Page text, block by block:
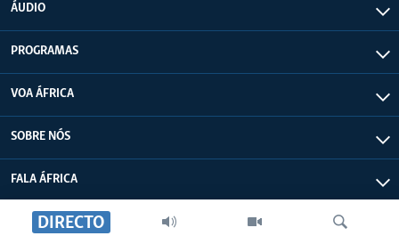
DIRECTO
ÁUDIO
PROGRAMAS
VOA ÁFRICA
SOBRE NÓS
FALA ÁFRICA